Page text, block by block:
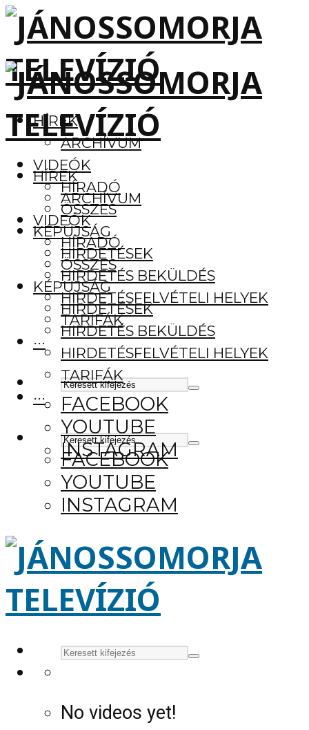
HÍREK
ARCHÍVUM
VIDEÓK
HÍRADÓ
ÖSSZES
KÉPÚJSÁG
HIRDETÉSEK
HIRDETÉS BEKÜLDÉS
HIRDETÉSFELVÉTELI HELYEK
TARIFÁK
···
FACEBOOK
YOUTUBE
INSTAGRAM
HÍREK
ARCHÍVUM
VIDEÓK
HÍRADÓ
ÖSSZES
KÉPÚJSÁG
HIRDETÉSEK
HIRDETÉS BEKÜLDÉS
HIRDETÉSFELVÉTELI HELYEK
TARIFÁK
···
FACEBOOK
YOUTUBE
INSTAGRAM
No videos yet!